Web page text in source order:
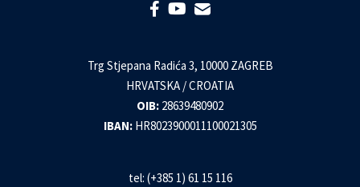
Trg Stjepana Radića 3, 10000 ZAGREB
HRVATSKA / CROATIA
OIB: 28639480902
IBAN: HR8023900011100021305
tel: (+385 1) 61 15 116